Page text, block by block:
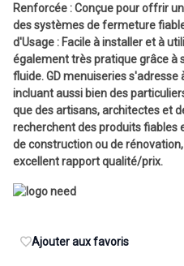
Renforcée : Conçue pour offrir
des systèmes de fermeture
d'Usage : Facile à installer et à
également très pratique grâce à
fluide. GD menuiseries s'adresse
incluant aussi bien des
que des artisans, architectes et
recherchent des produits fiables
de construction ou de
excellent rapport qualité/prix.
Ajouter aux favoris